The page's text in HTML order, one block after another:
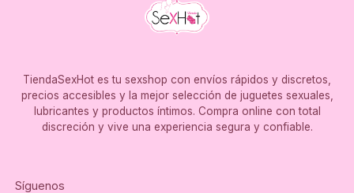
TiendaSexHot es tu sexshop con envíos rápidos y discretos,
precios accesibles y la mejor selección de juguetes sexuales,
lubricantes y productos íntimos. Compra online con total
discreción y vive una experiencia segura y confiable.
Síguenos